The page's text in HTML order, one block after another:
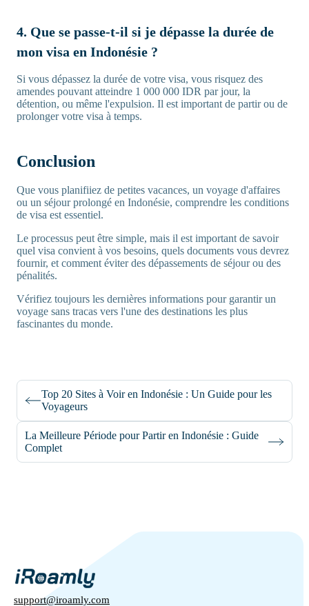
4. Que se passe-t-il si je dépasse la durée de
mon visa en Indonésie ?
Si vous dépassez la durée de votre visa, vous risquez des
amendes pouvant atteindre 1 000 000 IDR par jour, la
détention, ou même l'expulsion. Il est important de partir ou de
prolonger votre visa à temps.
Conclusion
Que vous planifiiez de petites vacances, un voyage d'affaires
ou un séjour prolongé en Indonésie, comprendre les conditions
de visa est essentiel.
Le processus peut être simple, mais il est important de savoir
quel visa convient à vos besoins, quels documents vous devrez
fournir, et comment éviter des dépassements de séjour ou des
pénalités.
Vérifiez toujours les dernières informations pour garantir un
voyage sans tracas vers l'une des destinations les plus
fascinantes du monde.
Top 20 Sites à Voir en Indonésie : Un Guide pour les
Voyageurs
La Meilleure Période pour Partir en Indonésie : Guide
Complet
support@iroamly.com